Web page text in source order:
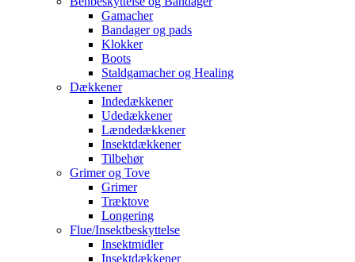
Gamacher
Bandager og pads
Klokker
Boots
Staldgamacher og Healing
Dækkener
Indedækkener
Udedækkener
Lændedækkener
Insektdækkener
Tilbehør
Grimer og Tove
Grimer
Træktove
Longering
Flue/Insektbeskyttelse
Insektmidler
Insektdækkener